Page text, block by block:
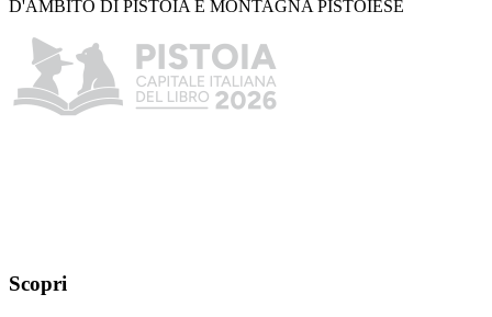
D'AMBITO DI PISTOIA E MONTAGNA PISTOIESE
Scopri